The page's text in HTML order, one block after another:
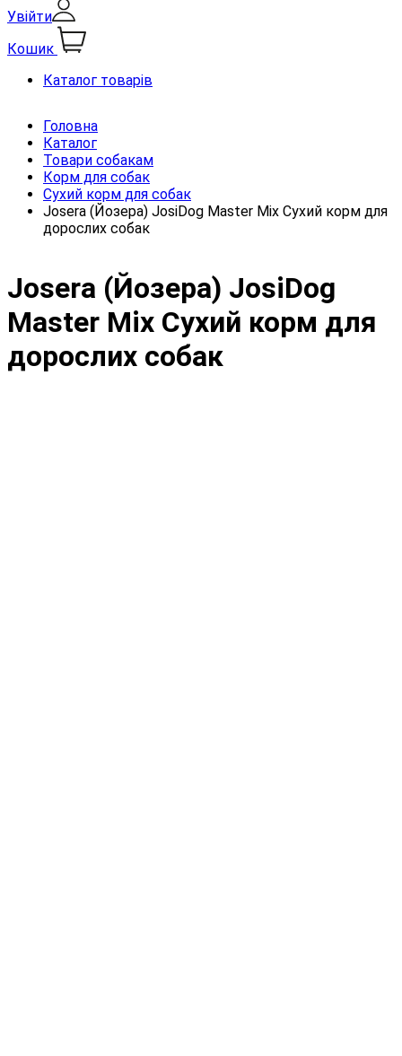
Увійти
Кошик
Каталог товарів
Головна
Каталог
Товари собакам
Корм для собак
Сухий корм для собак
Josera (Йозера) JosiDog Master Mix Сухий корм для
дорослих собак
Josera (Йозера) JosiDog
Master Mix Сухий корм для
дорослих собак